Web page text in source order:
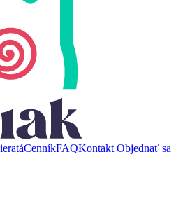
CenníkFAQKontakt Objednať sa